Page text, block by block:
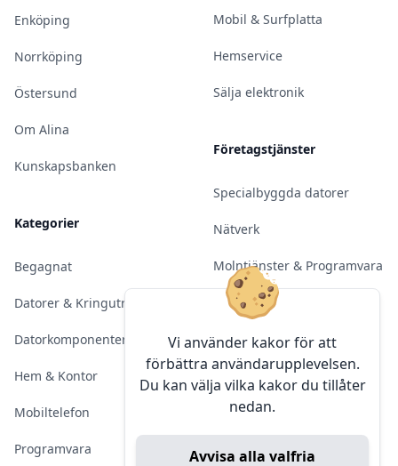
Vi använder kakor för att
förbättra användarupplevelsen.
Du kan välja vilka kakor du tillåter
nedan.
Avvisa alla valfria
Enköping
Norrköping
Östersund
Om Alina
Kunskapsbanken
Kategorier
Begagnat
Datorer & Kringutrustning
Datorkomponenter
Hem & Kontor
Mobiltelefon
Programvara
Mobil & Surfplatta
Hemservice
Sälja elektronik
Företagstjänster
Specialbyggda datorer
Nätverk
Molntjänster & Programvara
Server & Backup
Kameraövervakning
Konferens & Public Display
Sälja elektronik